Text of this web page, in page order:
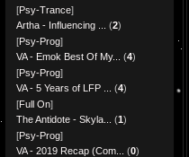
[Psy-Trance]
Artha - Influencing ...
(2)
[Psy-Prog]
VA - Emok Best Of My...
(4)
[Psy-Prog]
VA - 5 Years of LFP ...
(4)
[Full On]
The Antidote - Skyla...
(1)
[Psy-Prog]
VA - 2019 Recap (Com...
(0)